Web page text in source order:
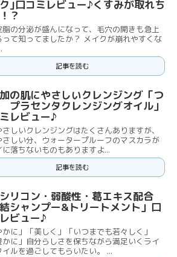
｣口コミレビュー♪くすみが取れち
？
脂の分泌が盛んになって、毛穴の開きも急上
って知ってましたか？ メイクが崩れやすくな
記事を読む
の肌にやさしいクレンジング「つ
プラセンタクレンジングオイル」
レビュー♪
しいクレンジングはたくさんありますが、
さしい分、ウォータープルーフのマスカラが
に落ちないものもありますよ...
記事を読む
リコン・弱酸性・葛エキス配合
結シャンプー&トリートメント」口
ビュー♪
かに」「美しく」「いつまでも若々しく」
かに」自分らしさを保ちながら満足いくライ
イルを過ごしてもらいたい。 ...